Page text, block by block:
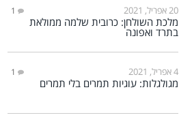
20 אפריל, 2021 1
מלכת השולחן: כרובית שלמה ממולאת
בתרד ואפונה
4 אפריל, 2021 1
מגולגלות: עוגיות תמרים בלי תמרים